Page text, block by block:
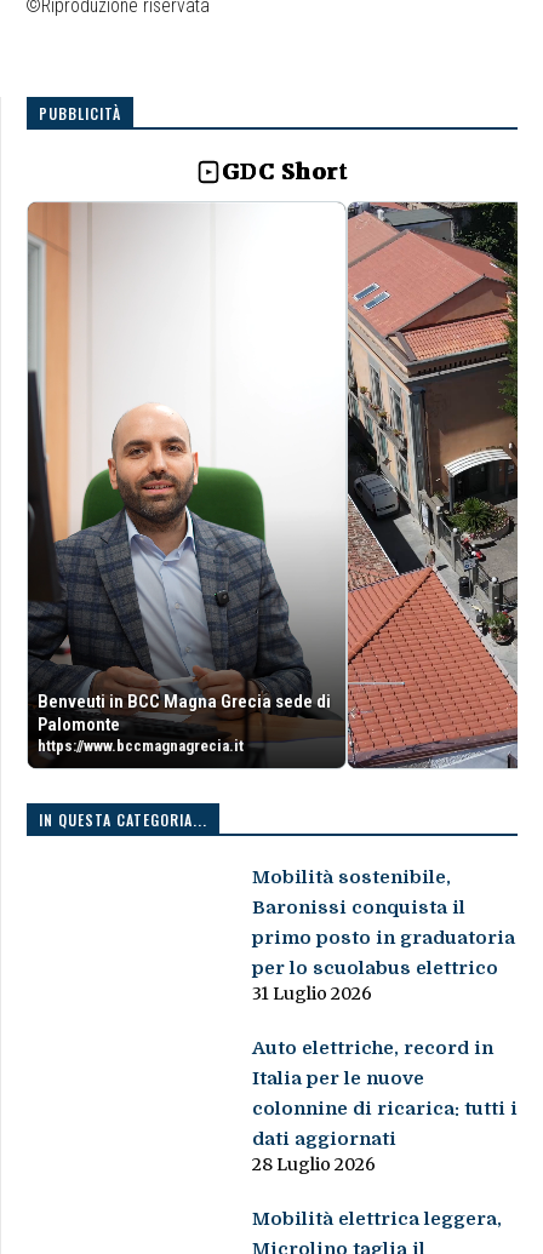
©Riproduzione riservata
PUBBLICITÀ
GDC Short
Benveuti in BCC Magna Grecia sede di
Palomonte
https://www.bccmagnagrecia.it
IN QUESTA CATEGORIA...
Mobilità sostenibile,
Baronissi conquista il
primo posto in graduatoria
per lo scuolabus elettrico
31 Luglio 2026
Auto elettriche, record in
Italia per le nuove
colonnine di ricarica: tutti i
dati aggiornati
28 Luglio 2026
Mobilità elettrica leggera,
Microlino taglia il